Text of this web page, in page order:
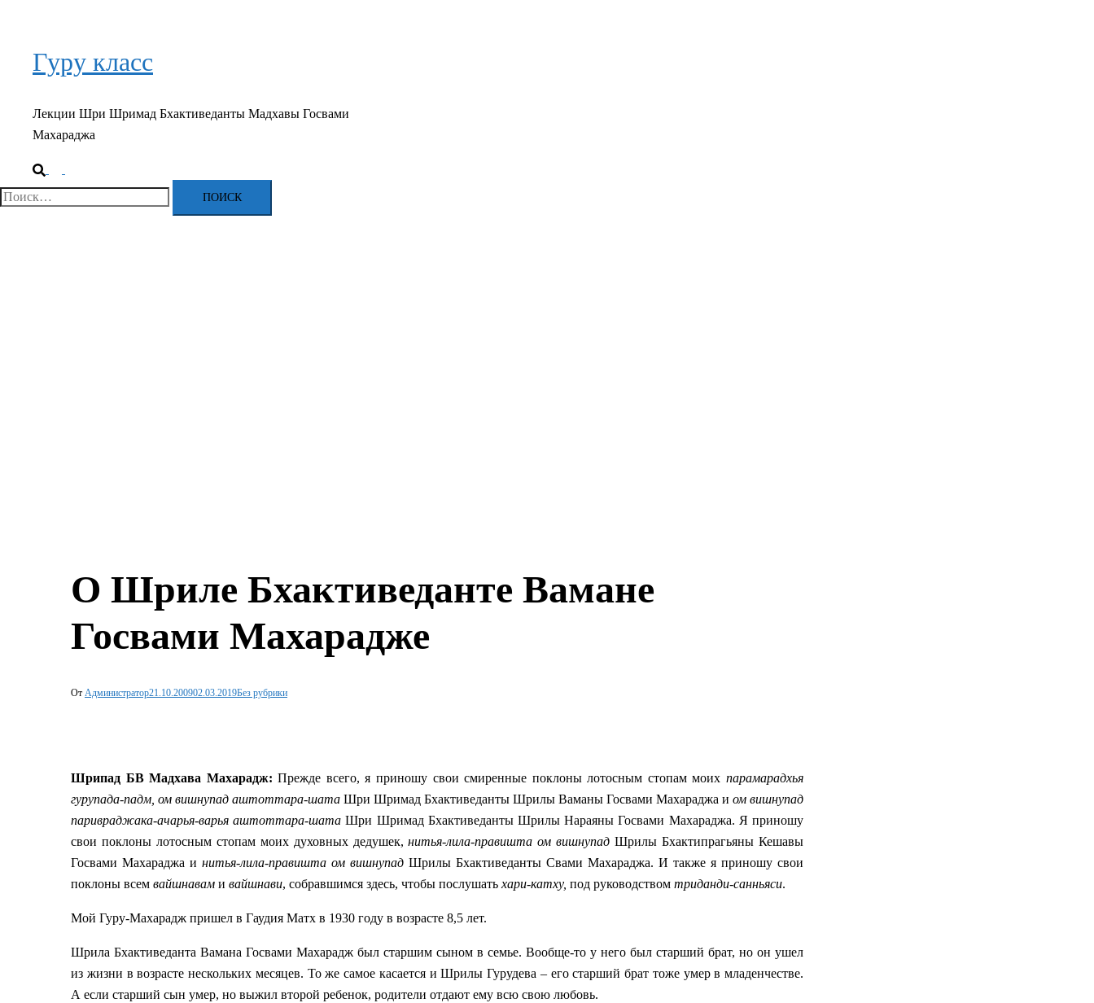
Гуру класс
Лекции Шри Шримад Бхактиведанты Мадхавы Госвами
Махараджа
Поиск
меню
Найти:
О Шриле Бхактиведанте Вамане
Госвами Махарадже
От Администратор21.10.200902.03.2019Без рубрики
Шрипад БВ Мадхава Махарадж:Прежде всего, я приношу свои смиренные поклоны лотосным стопам моихпарамарадхья
гурупада-падм, ом вишнупад аштоттара-шата Шри Шримад Бхактиведанты Шрилы Ваманы Госвами Махараджа и ом вишнупад
паривраджака-ачарья-варья аштоттара-шата Шри Шримад Бхактиведанты Шрилы Нараяны Госвами Махараджа. Я приношу
свои поклоны лотосным стопам моих духовных дедушек,нитья-лила-правишта ом вишнупад Шрилы Бхактипрагьяны Кешавы
Госвами Махараджа и нитья-лила-правишта ом вишнупад Шрилы Бхактиведанты Свами Махараджа. И также я приношу свои
поклоны всем вайшнавам и вайшнави, собравшимся здесь, чтобы послушать хари-катху, под руководством триданди-санньяси.
Мой Гуру-Махарадж пришел в Гаудия Матх в 1930 году в возрасте 8,5 лет.
Шрила Бхактиведанта Вамана Госвами Махарадж был старшим сыном в семье. Вообще-то у него был старший брат, но он ушел
из жизни в возрасте нескольких месяцев. То же самое касается и Шрилы Гурудева – его старший брат тоже умер в младенчестве.
А если старший сын умер, но выжил второй ребенок, родители отдают ему всю свою любовь.